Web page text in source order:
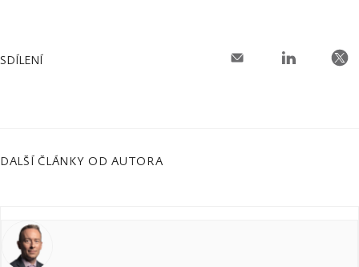
SDÍLENÍ
DALŠÍ ČLÁNKY OD AUTORA